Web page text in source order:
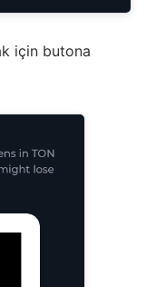
için butona